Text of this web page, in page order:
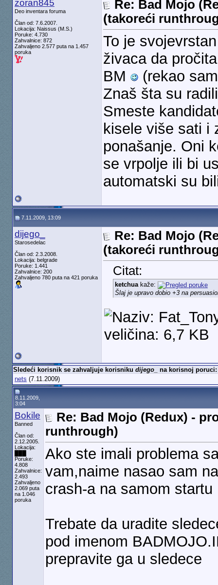
zoran845
Deo inventara foruma
Član od: 7.6.2007.
Lokacija: Naissus (M.S.)
Poruke: 4.730
Zahvalnice: 872
Zahvaljeno 2.577 puta na 1.457
poruka
Re: Bad Mojo
(takoreći
To je
živaca da
BM
(rekao
Znaš šta su
Smeste
kisele više sati i
ponašanje. Oni
se vrpolje ili bi
automatski su
7.11.2009, 13:09
dijego_
Starosedelac
Član od: 2.3.2008.
Lokacija: belgrade
Poruke: 1.441
Zahvalnice: 200
Zahvaljeno 780 puta na 421 poruka
Re: Bad Mojo
(takoreći
Citat:
ketchuakaže:
Šlaj je upravo dobio +3 na
Sledeći korisnik se zahvaljuje korisniku dijego_
na korisnoj poruci:
nets (7.11.2009)
8.11.2009,
3:04
Bokile
Banned
Član od:
2.12.2005.
Lokacija:
Poruke:
4.808
Zahvalnice:
2.493
Zahvaljeno
2.069 puta
na 1.046
poruka
Re: Bad Mojo (Redux) -
runthrough)
Ako ste imali problema
vam,naime nasao sam
crash-a na samom startu
Trebate da uradite
pod imenom
prepravite ga u sledece